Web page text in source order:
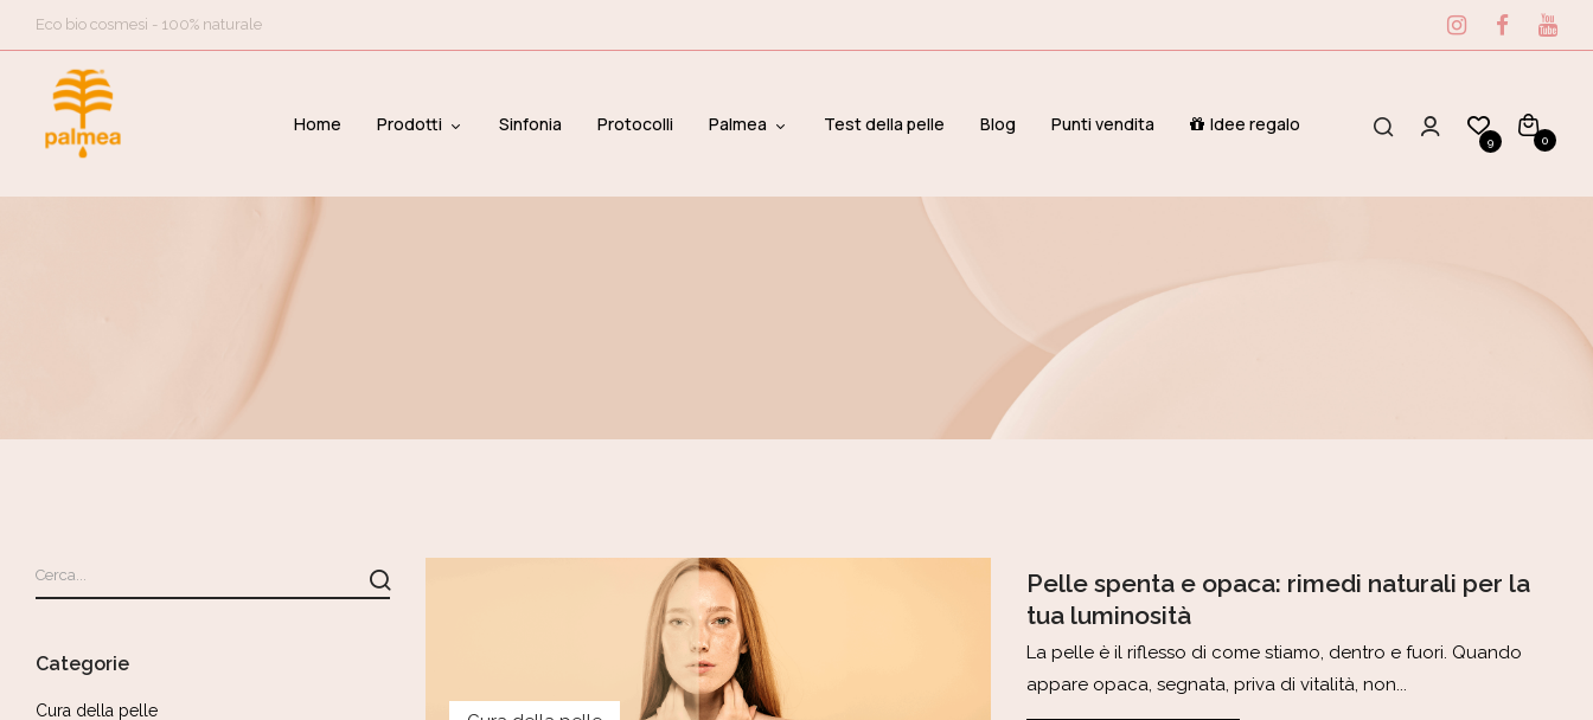
Eco bio cosmesi - 100% naturale
Home Prodotti Sinfonia Protocolli Palmea Test della pelle Blog Punti vendita Idee regalo
9 0
Categorie
Cura della pelle
Pelle spenta e opaca: rimedi naturali per la
tua luminosità
La pelle è il riflesso di come stiamo, dentro e fuori. Quando
appare opaca, segnata, priva di vitalità, non...